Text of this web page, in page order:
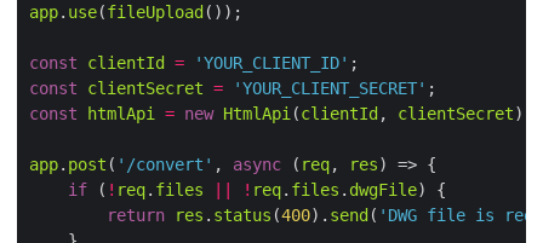
app. use(fileUpload
const clientId = 'YOUR_CLIENT_ID'
const
clientSecret = 'YOUR_CLIENT_SECRET'
const
htmlApi = new HtmlApi (clientId , clientSecret
app. post ( '/convert' , async ( req, res
if ( ! req. files ! req. files . dwgFile
return
res . status (400). send ( 'DWG file is